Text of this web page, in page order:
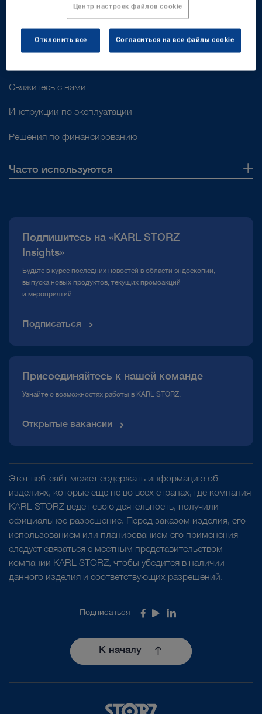
Поддержка
Свяжитесь с нами
Инструкции по эксплуатации
Решения по финансированию
Часто используются
Горячая линия по вопросам комплаенс
Медиатека
Подпишитесь на «KARL STORZ
Insights»
Будьте в курсе последних новостей в области эндоскопии,
выпуска новых продуктов, текущих промоакций
и мероприятий.
Подписаться
Присоединяйтесь к нашей команде
Узнайте о возможностях работы в KARL STORZ.
Открытые вакансии
Этот веб-сайт может содержать информацию об
изделиях, которые еще не во всех странах, где компания
KARL STORZ ведет свою деятельность, получили
официальное разрешение. Перед заказом изделия, его
использованием или планированием его применения
следует связаться с местным представительством
компании KARL STORZ, чтобы убедится в наличии
данного изделия и соответствующих разрешений.
Подписаться Facebook
YoutubeLinkedIn
К началу
Центр настроек файлов cookie
Отклонить все Согласиться на все файлы cookie